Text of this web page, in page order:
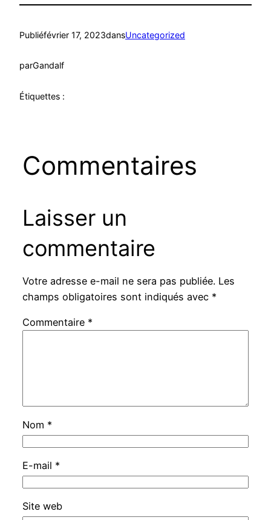
Publiéfévrier 17, 2023dansUncategorized
parGandalf
Étiquettes :
Commentaires
Laisser un
commentaire
Votre adresse e-mail ne sera pas publiée. Les
champs obligatoires sont indiqués avec *
Commentaire *
Nom *
E-mail *
Site web